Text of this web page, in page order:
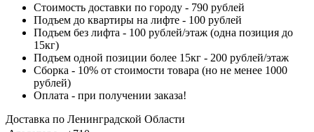
Стоимость доставки по городу - 790 рублей
Подъем до квартиры на лифте - 100 рублей
Подъем без лифта - 100 рублей/этаж (одна позиция до
15кг)
Подъем одной позиции более 15кг - 200 рублей/этаж
Сборка - 10% от стоимости товара (но не менее 1000
рублей)
Оплата - при получении заказа!
Доставка по Ленинградской Области